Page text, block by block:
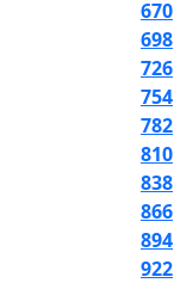
670
698
726
754
782
810
838
866
894
922